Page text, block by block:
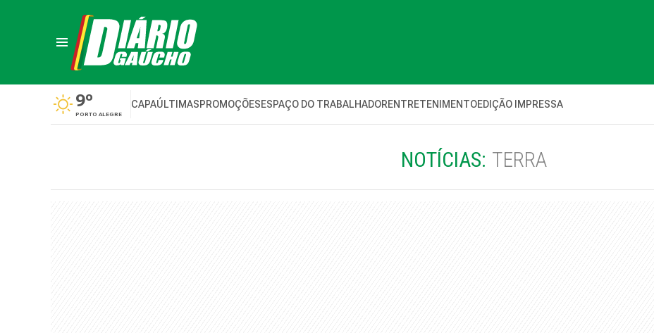
9º
PORTO ALEGRE
CAPAÚLTIMASPROMOÇÕESESPAÇO DO TRABALHADORENTRETENIMENTOEDIÇÃO IMPRESSA
NOTÍCIAS: TERRA